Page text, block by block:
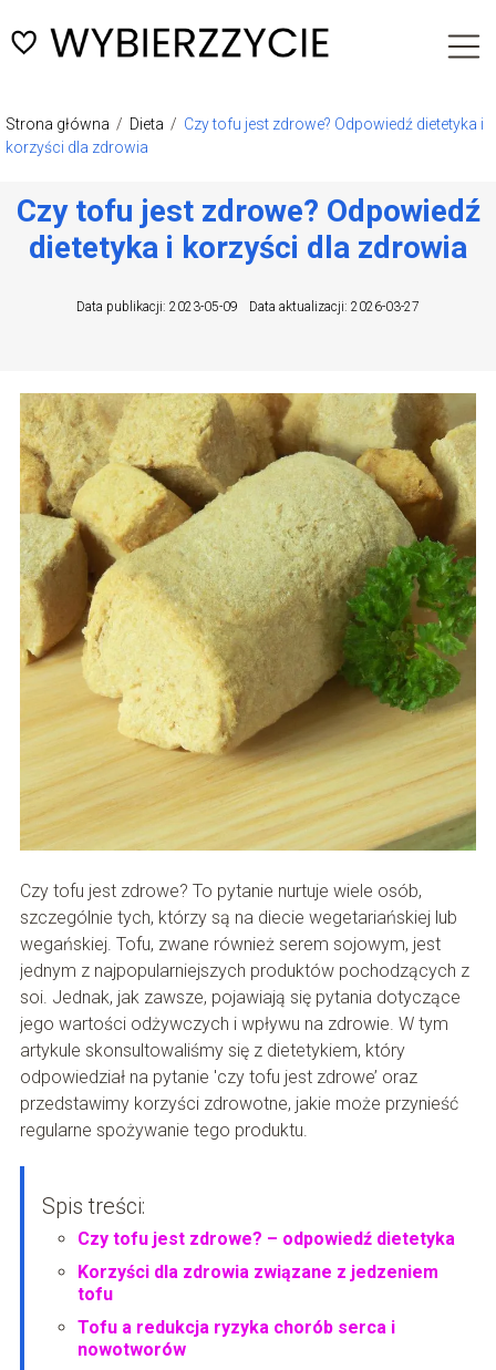
Strona główna / Dieta / Czy tofu jest zdrowe? Odpowiedź dietetyka i
korzyści dla zdrowia
Czy tofu jest zdrowe? Odpowiedź
dietetyka i korzyści dla zdrowia
Data publikacji: 2023-05-09 Data aktualizacji: 2026-03-27
Czy tofu jest zdrowe? To pytanie nurtuje wiele osób,
szczególnie tych, którzy są na diecie wegetariańskiej lub
wegańskiej. Tofu, zwane również serem sojowym, jest
jednym z najpopularniejszych produktów pochodzących z
soi. Jednak, jak zawsze, pojawiają się pytania dotyczące
jego wartości odżywczych i wpływu na zdrowie. W tym
artykule skonsultowaliśmy się z dietetykiem, który
odpowiedział na pytanie 'czy tofu jest zdrowe’ oraz
przedstawimy korzyści zdrowotne, jakie może przynieść
regularne spożywanie tego produktu.
Spis treści:
Czy tofu jest zdrowe? – odpowiedź dietetyka
Korzyści dla zdrowia związane z jedzeniem
tofu
Tofu a redukcja ryzyka chorób serca i
nowotworów